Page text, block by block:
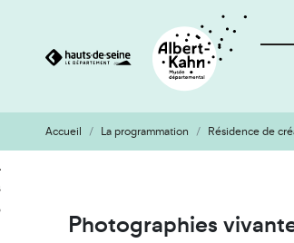
Aller
au
contenu
Aller
à
la
Accueil La programmation Résidence de
Photographies